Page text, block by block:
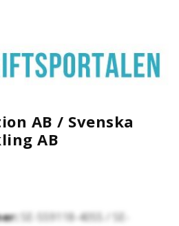
AB / Svenska
AB
SE-559118-4055 / SE-